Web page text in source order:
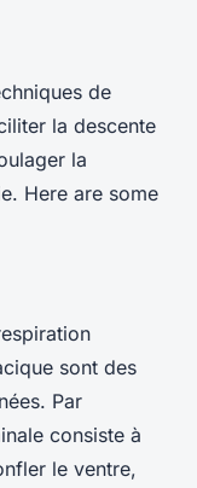
de
la descente
la
Here are some
sont des
Par
consiste à
le ventre,